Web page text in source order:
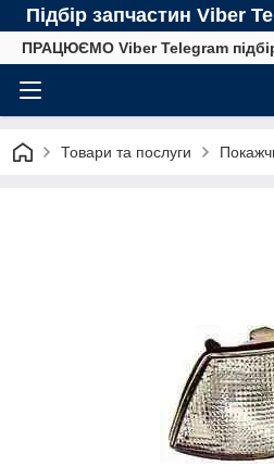
Підбір запчастин Viber
ПРАЦЮЄМО Viber Telegram
Товари та послуги